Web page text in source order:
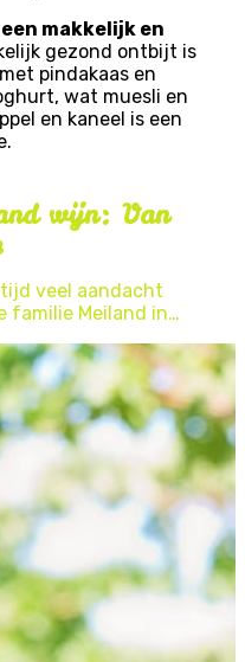
makkelijk en
gezond ontbijt is
pindakaas en
wat muesli en
en kaneel is een
wijn: Van
veel aandacht
familie Meiland in…